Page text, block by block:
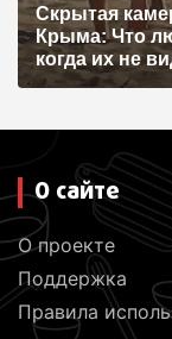
я
м
Скрытая
Крыма: Что
когда их не
О сайте
О проекте
Поддержка
Правила